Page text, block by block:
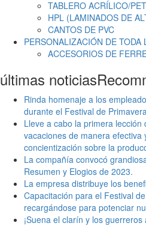
TABLERO ACRÍLICO/PET
HPL (LAMINADOS DE
CANTOS DE PVC
PERSONALIZACIÓN DE TODA
ACCESORIOS DE
últimas noticias
Rinda homenaje a los
durante el Festival de
Lleve a cabo la primera
vacaciones de manera
concientización sobre la
La compañía convocó
Resumen y Elogios de 2023.
La empresa distribuye los
Capacitación para el Festival
recargándose para potenciar
¡Suena el clarín y los guerreros